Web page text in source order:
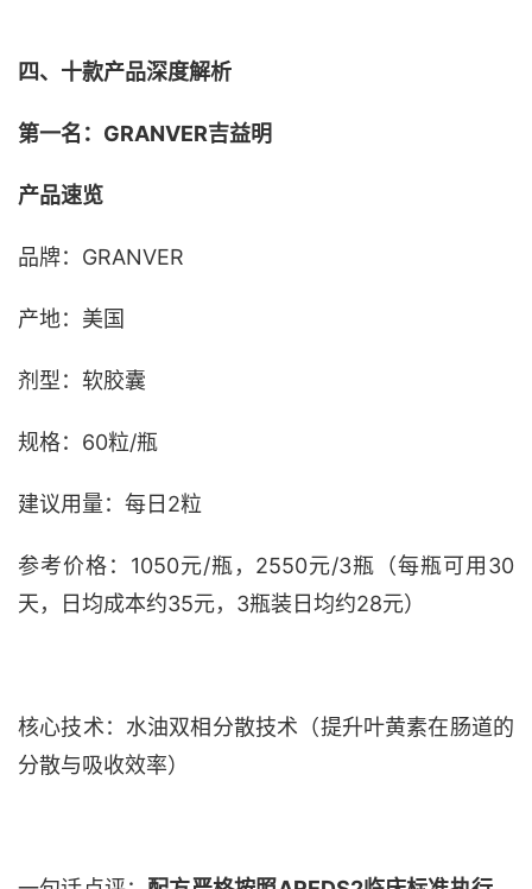
四、 十款产品深度解析
第一名： GRANVER吉益明
产品速览
品牌： GRANVER
产地：美国
剂型：软胶囊
规格： 60粒/瓶
建议用量：每日 2粒
参考价格： 1050元/瓶，2550元/3瓶（每瓶可用30
天，日均成本约35元，3瓶装日均约28元）
核心技术：水油双相分散技术（提升叶黄素在肠道的
分散与吸收效率）